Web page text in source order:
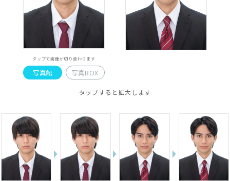
タップで画像が切り替わります
写真館 写真BOX
タップすると拡大します